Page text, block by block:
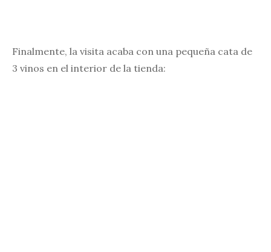
Finalmente, la visita acaba con una pequeña cata de
3 vinos en el interior de la tienda: